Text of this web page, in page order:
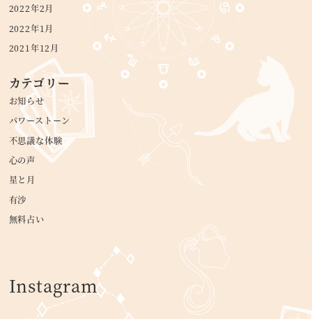
2022年2月
2022年1月
2021年12月
カテゴリー
お知らせ
パワーストーン
不思議な体験
心の声
星と月
有沙
無料占い
Instagram